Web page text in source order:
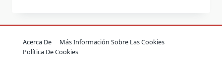
Acerca De
Más Información Sobre Las Cookies
Política De Cookies